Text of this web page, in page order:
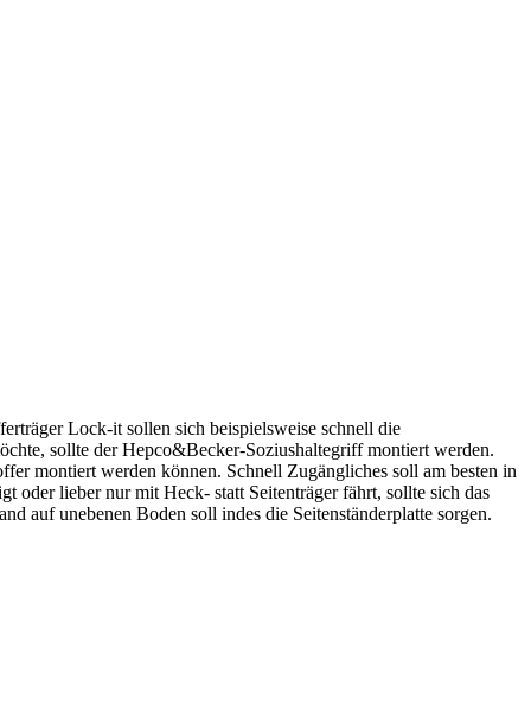
Lock-it sollen sich beispielsweise schnell die
sollte der Hepco&Becker-Soziushaltegriff montiert werden.
montiert werden können. Schnell Zugängliches soll am besten in
oder lieber nur mit Heck- statt Seitenträger fährt, sollte sich das
auf unebenen Boden soll indes die Seitenständerplatte sorgen.